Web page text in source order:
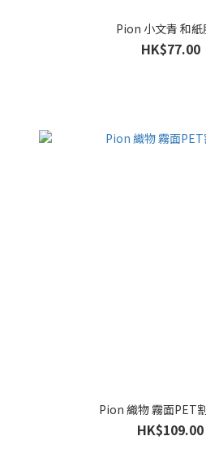
Pion 小文青 和紙
HK$77.00
Pion 織物 霧面PET
HK$109.00